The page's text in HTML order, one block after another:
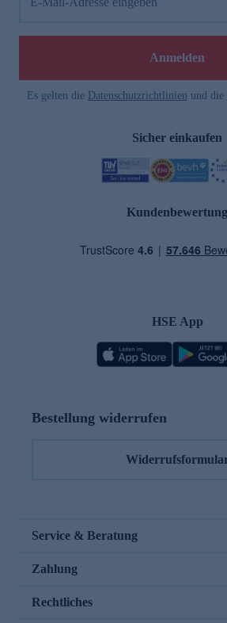
Anmelden
Es gelten die Datenschutzrichtlinien und die
Sicher einkaufen
Kundenbewertung
HSE App
Bestellung widerrufen
Service & Beratung
Zahlung
Rechtliches